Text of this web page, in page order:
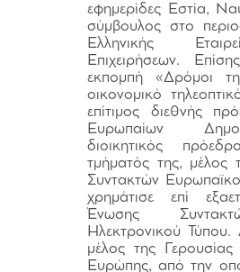
εφημερίδες Εστία,
σύμβουλος στο
Ελληνικής
Επιχειρήσεων.
εκπομπή «Δρόμοι
οικονομικό
επίτιμος διεθνής
Ευρωπαίων
διοικητικός
τμήματός της,
Συντακτών
χρημάτισε επί
Ένωσης
Ηλεκτρονικού
μέλος της
Ευρώπης, από την